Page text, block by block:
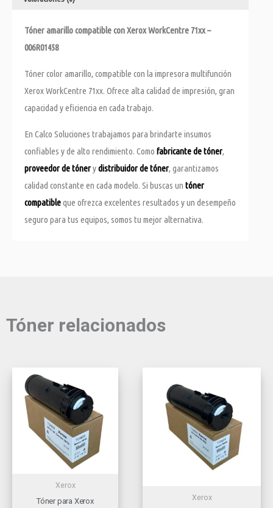
Tóner amarillo compatible con Xerox WorkCentre 71xx –
006R01458
Tóner color amarillo, compatible con la impresora multifunción
Xerox WorkCentre 71xx. Ofrece alta calidad de impresión, gran
capacidad y eficiencia en cada trabajo.
En Calco Soluciones trabajamos para brindarte insumos
confiables y de alto rendimiento. Como fabricante de tóner,
proveedor de tónerydistribuidor de tóner, garantizamos
calidad constante en cada modelo. Si buscas un tóner
compatibleque ofrezca excelentes resultados y un desempeño
seguro para tus equipos, somos tu mejor alternativa.
Tóner relacionados
Xerox
Tóner para Xerox
Xerox